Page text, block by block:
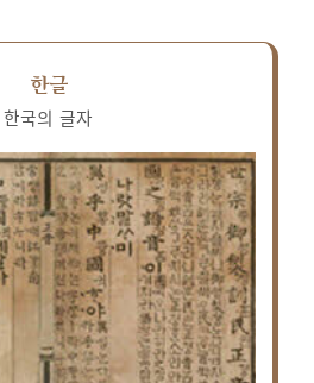
한글
한국의 글자